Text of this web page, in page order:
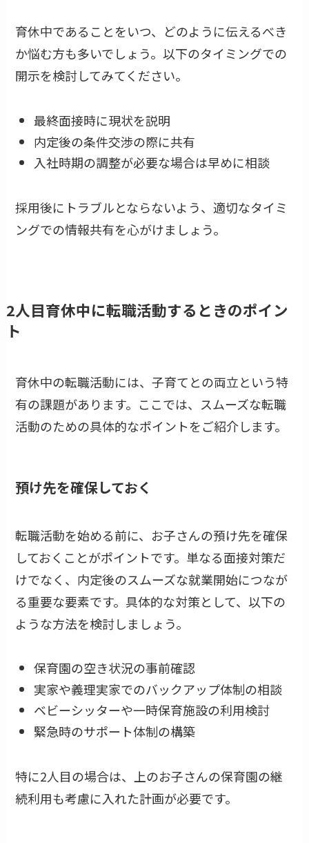
育休中であることをいつ、どのように伝えるべき
か悩む方も多いでしょう。以下のタイミングでの
開示を検討してみてください。
最終面接時に現状を説明
内定後の条件交渉の際に共有
入社時期の調整が必要な場合は早めに相談
採用後にトラブルとならないよう、適切なタイミ
ングでの情報共有を心がけましょう。
2人目育休中に転職活動するときのポイン
ト
育休中の転職活動には、子育てとの両立という特
有の課題があります。ここでは、スムーズな転職
活動のための具体的なポイントをご紹介します。
預け先を確保しておく
転職活動を始める前に、お子さんの預け先を確保
しておくことがポイントです。単なる面接対策だ
けでなく、内定後のスムーズな就業開始につなが
る重要な要素です。具体的な対策として、以下の
ような方法を検討しましょう。
保育園の空き状況の事前確認
実家や義理実家でのバックアップ体制の相談
ベビーシッターや一時保育施設の利用検討
緊急時のサポート体制の構築
特に2人目の場合は、上のお子さんの保育園の継
続利用も考慮に入れた計画が必要です。